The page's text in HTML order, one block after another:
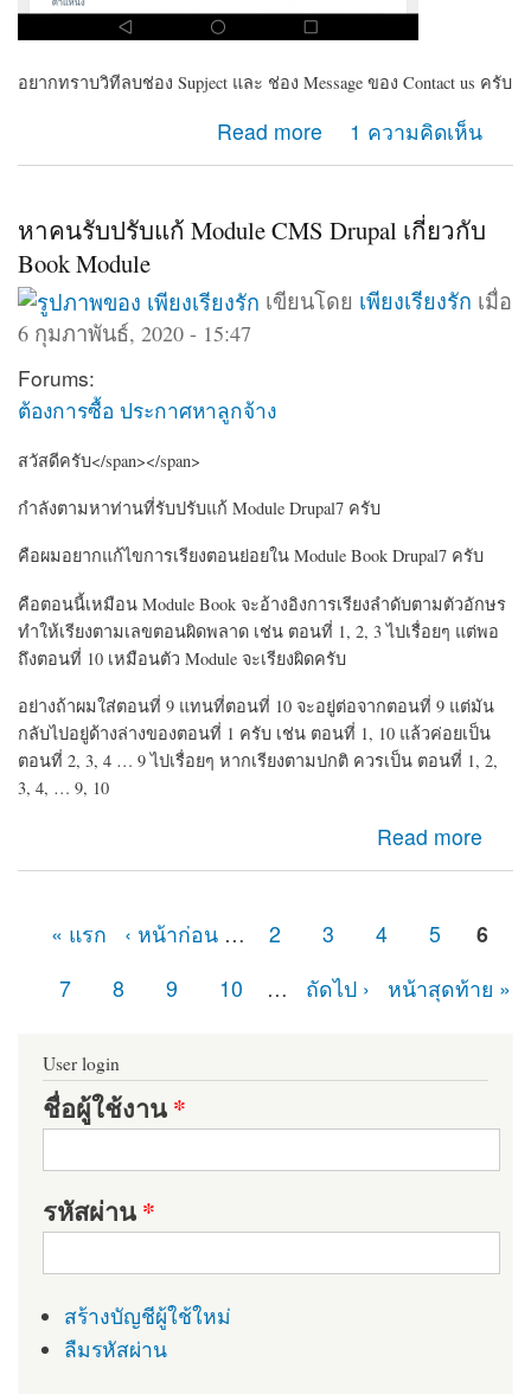
อยากทราบวิทีลบช่อง Supject และ ช่อง Message ของ Contact us ครับ
Read more
about ต้องการลบช่อง Supject และ ช่อง Massage
ของContact us
1 ความคิดเห็น
หาคนรับปรับแก้ Module CMS Drupal เกี่ยวกับ
Book Module
เขียนโดย เพียงเรียงรัก เมื่อ
6 กุมภาพันธ์, 2020 - 15:47
Forums:
ต้องการซื้อ ประกาศหาลูกจ้าง
สวัสดีครับ</span></span>
กำลังตามหาท่านที่รับปรับแก้ Module Drupal7 ครับ
คือผมอยากแก้ไขการเรียงตอนย่อยใน Module Book Drupal7 ครับ
คือตอนนี้เหมือน Module Book จะอ้างอิงการเรียงลำดับตามตัวอักษร
ทำให้เรียงตามเลขตอนผิดพลาด เช่น ตอนที่ 1, 2, 3 ไปเรื่อยๆ แต่พอ
ถึงตอนที่ 10 เหมือนตัว Module จะเรียงผิดครับ
อย่างถ้าผมใส่ตอนที่ 9 แทนที่ตอนที่ 10 จะอยู่ต่อจากตอนที่ 9 แต่มัน
กลับไปอยู่ด้างล่างของตอนที่ 1 ครับ เช่น ตอนที่ 1, 10 แล้วค่อยเป็น
ตอนที่ 2, 3, 4 … 9 ไปเรื่อยๆ หากเรียงตามปกติ ควรเป็น ตอนที่ 1, 2,
3, 4, … 9, 10
Read more
about หาคนรับปรับแก้ Module CMS Drupal เกี่ยวกับ Book
Module
« แรก ‹ หน้าก่อน … 2 3 4 5
6
7
8 9 10 … ถัดไป › หน้าสุดท้าย »
User login
ชื่อผู้ใช้งาน*
รหัสผ่าน*
สร้างบัญชีผู้ใช้ใหม่
ลืมรหัสผ่าน